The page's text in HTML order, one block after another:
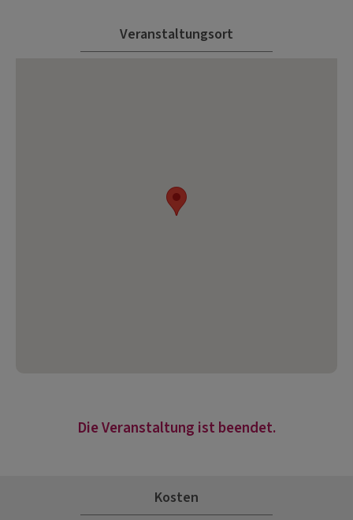
Veranstaltungsort
Die Veranstaltung ist beendet.
Kosten